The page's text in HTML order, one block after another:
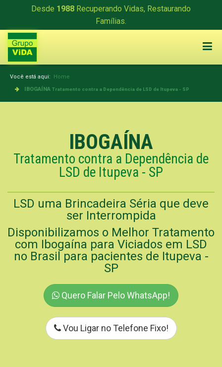
Desde 1988 Recuperando Vidas, Restaurando
Famílias.
Você está aqui: Home
IBOGAÍNA Tratamento contra a Dependência de LSD de Itupeva - SP
IBOGAÍNA
Tratamento contra a Dependência de
LSD de Itupeva - SP
LSD uma Brincadeira Séria que deve
ser Interrompida
Disponibilizamos o Melhor Tratamento
com Ibogaína para Viciados em LSD
no Brasil para pacientes de Itupeva -
SP
Quero Falar Pelo WhatsApp!
Vou Ligar no Telefone Fixo!